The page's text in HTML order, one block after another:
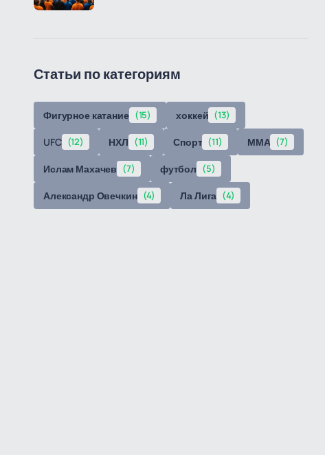
Статьи по категориям
Фигурное катание (15) хоккей (13)
UFC (12) НХЛ (11) Спорт (11) ММА (7)
Ислам Махачев (7) футбол (5)
Александр Овечкин (4) Ла Лига (4)